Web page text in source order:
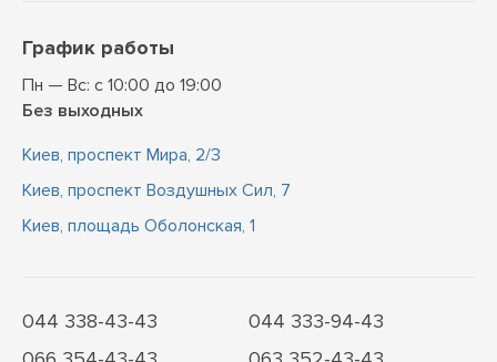
График работы
Пн — Вс: с 10:00 до 19:00
Без выходных
Киев, проспект Мира, 2/3
Киев, проспект Воздушных Сил, 7
Киев, площадь Оболонская, 1
044 338-43-43
044 333-94-43